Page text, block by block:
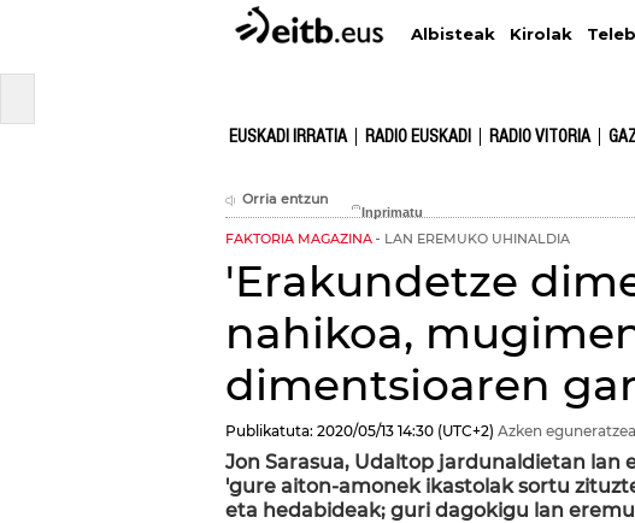
Albisteak Kirolak
EUSKADI IRRATIA RADIO EUSKADI RADIO VITORIA
Orria entzun
FAKTORIA MAGAZINA LAN EREMUKO UHINALDIA
'Erakundetze
nahikoa,
dimentsioaren
Publikatuta: 2020/05/13 14:30 (UTC+2) Azken
Jon Sarasua, Udaltop jardunaldietan lan
'gure aiton-amonek ikastolak sortu
eta hedabideak; guri dagokigu lan